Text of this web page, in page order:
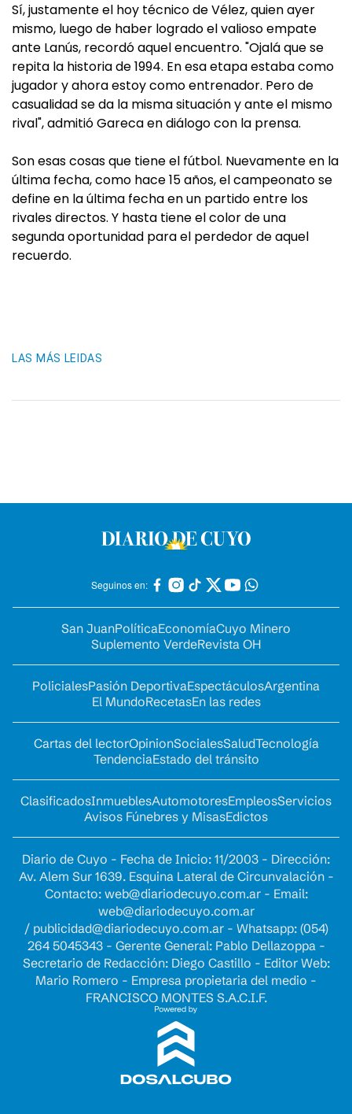
Sí, justamente el hoy técnico de Vélez, quien ayer
mismo, luego de haber logrado el valioso empate
ante Lanús, recordó aquel encuentro. "Ojalá que se
repita la historia de 1994. En esa etapa estaba como
jugador y ahora estoy como entrenador. Pero de
casualidad se da la misma situación y ante el mismo
rival", admitió Gareca en diálogo con la prensa.
Son esas cosas que tiene el fútbol. Nuevamente en la
última fecha, como hace 15 años, el campeonato se
define en la última fecha en un partido entre los
rivales directos. Y hasta tiene el color de una
segunda oportunidad para el perdedor de aquel
recuerdo.
LAS MÁS LEIDAS
Seguinos en:
San JuanPolíticaEconomíaCuyo Minero
Suplemento VerdeRevista OH
PolicialesPasión DeportivaEspectáculosArgentina
El MundoRecetasEn las redes
Cartas del lectorOpinionSocialesSaludTecnología
TendenciaEstado del tránsito
ClasificadosInmueblesAutomotoresEmpleosServicios
Avisos Fúnebres y MisasEdictos
Diario de Cuyo - Fecha de Inicio: 11/2003 - Dirección:
Av. Alem Sur 1639. Esquina Lateral de Circunvalación -
Contacto: web@diariodecuyo.com.ar- Email:
web@diariodecuyo.com.ar
/ publicidad@diariodecuyo.com.ar- Whatsapp: (054)
264 5045343 - Gerente General: Pablo Dellazoppa -
Secretario de Redacción: Diego Castillo - Editor Web:
Mario Romero - Empresa propietaria del medio -
FRANCISCO MONTES S.A.C.I.F.